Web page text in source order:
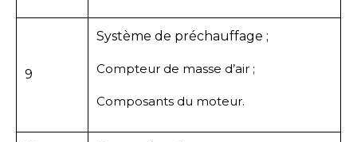
9
Système de préchauffage ;
Compteur de masse d’air ;
Composants du moteur.